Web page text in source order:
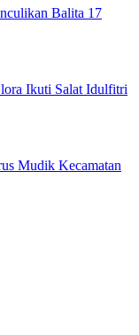
Balita 17
Ikuti Salat Idulfitri
Mudik Kecamatan